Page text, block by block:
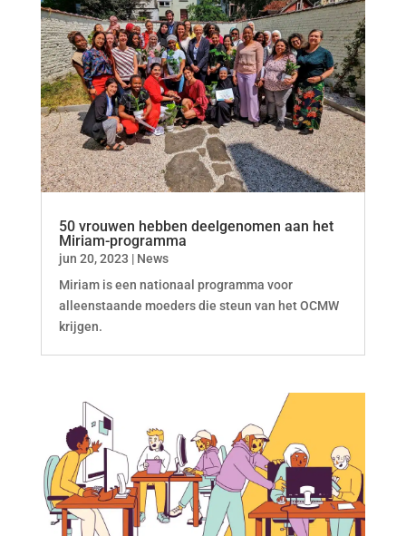
50 vrouwen hebben deelgenomen aan het
Miriam-programma
jun 20, 2023 | News
Miriam is een nationaal programma voor
alleenstaande moeders die steun van het OCMW
krijgen.